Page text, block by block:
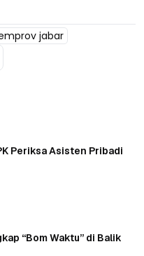
jabar
Periksa Asisten Pribadi
“Bom Waktu” di Balik